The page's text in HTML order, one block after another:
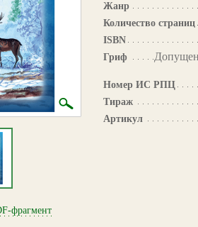
фрагмент
Жанр
Количество страниц
ISBN
Гриф
Номер ИС РПЦ
Тираж
Артикул